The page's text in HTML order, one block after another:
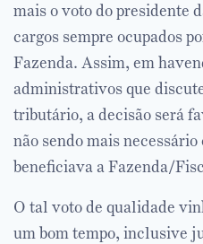
mais o voto do presidente
cargos sempre ocupados
Fazenda. Assim, em
administrativos que
tributário, a decisão será
não sendo mais
beneficiava a Fazenda/
O tal voto de qualidade
um bom tempo, inclusive